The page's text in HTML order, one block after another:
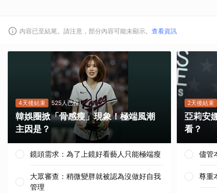
內容已至結尾。請注意，部分內容可能未顯示。 查看資訊
4天後結束 525人已投
韓娛圈掀「骨感瘦」現象！極端風潮
主因是？
鏡頭需求：為了上鏡好看藝人只能極端瘦
大眾審查：稍微變胖就被認為沒做好自我
管理
2天後結束
亞莉安
看？
儘管
尊重